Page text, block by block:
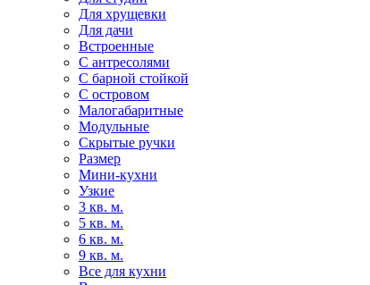
Для хрущевки
Для дачи
Встроенные
С антресолями
С барной стойкой
С островом
Малогабаритные
Модульные
Скрытые ручки
Размер
Мини-кухни
Узкие
3 кв. м.
5 кв. м.
6 кв. м.
9 кв. м.
Все для кухни